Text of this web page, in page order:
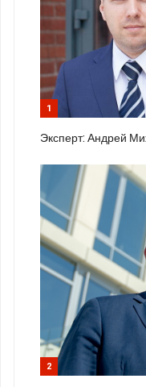
1
Эксперт: Андрей
2